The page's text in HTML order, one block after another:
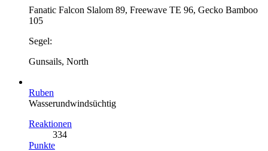
Fanatic Falcon Slalom 89, Freewave TE 96, Gecko Bamboo
105
Segel:
Gunsails, North
Ruben
Wasserundwindsüchtig
Reaktionen
334
Punkte